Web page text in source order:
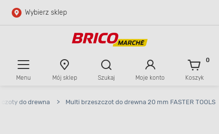
Przejdź do głównej zawartości
Wybierz sklep
Menu Mój sklep Szukaj Moje konto Koszyk
0
do drewna > Multi brzeszczot do drewna 20 mm FASTER TOOLS